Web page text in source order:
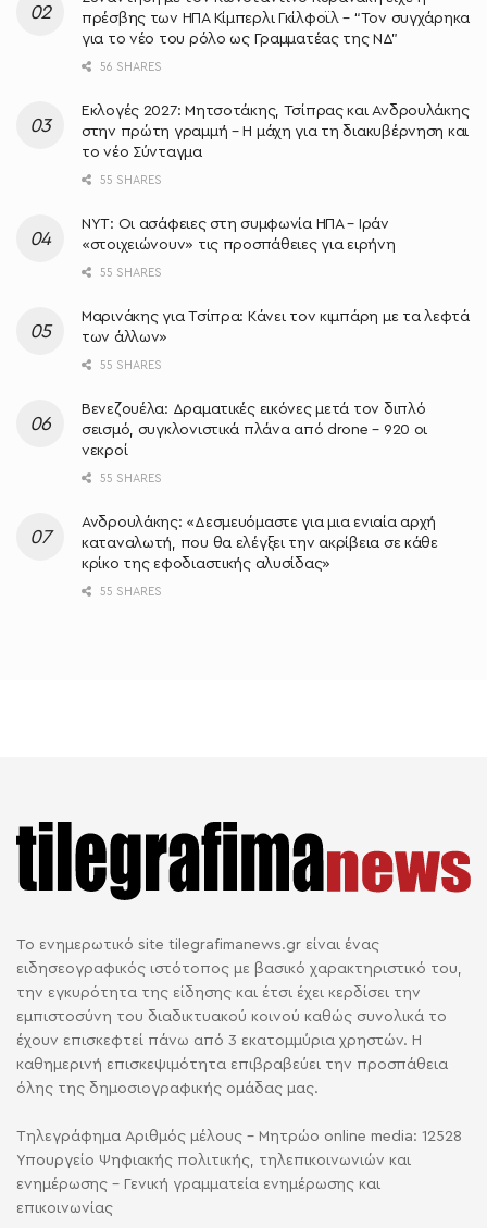
πρέσβης των ΗΠΑ Κίμπερλι Γκίλφοϊλ – “Τον συγχάρηκα
για το νέο του ρόλο ως Γραμματέας της ΝΔ”
56 SHARES
Εκλογές 2027: Μητσοτάκης, Τσίπρας και Ανδρουλάκης
στην πρώτη γραμμή – Η μάχη για τη διακυβέρνηση και
το νέο Σύνταγμα
55 SHARES
NYT: Οι ασάφειες στη συμφωνία ΗΠΑ – Ιράν
«στοιχειώνουν» τις προσπάθειες για ειρήνη
55 SHARES
Μαρινάκης για Τσίπρα: Κάνει τον κιμπάρη με τα λεφτά
των άλλων»
55 SHARES
Βενεζουέλα: Δραματικές εικόνες μετά τον διπλό
σεισμό, συγκλονιστικά πλάνα από drone – 920 οι
νεκροί
55 SHARES
Ανδρουλάκης: «Δεσμευόμαστε για μια ενιαία αρχή
καταναλωτή, που θα ελέγξει την ακρίβεια σε κάθε
κρίκο της εφοδιαστικής αλυσίδας»
55 SHARES
Το ενημερωτικό site tilegrafimanews.gr είναι ένας
ειδησεογραφικός ιστότοπος με βασικό χαρακτηριστικό του,
την εγκυρότητα της είδησης και έτσι έχει κερδίσει την
εμπιστοσύνη του διαδικτυακού κοινού καθώς συνολικά το
έχουν επισκεφτεί πάνω από 3 εκατομμύρια χρηστών. Η
καθημερινή επισκεψιμότητα επιβραβεύει την προσπάθεια
όλης της δημοσιογραφικής ομάδας μας.
Τηλεγράφημα Αριθμός μέλους - Μητρώο online media: 12528
Υπουργείο Ψηφιακής πολιτικής, τηλεπικοινωνιών και
ενημέρωσης - Γενική γραμματεία ενημέρωσης και
επικοινωνίας